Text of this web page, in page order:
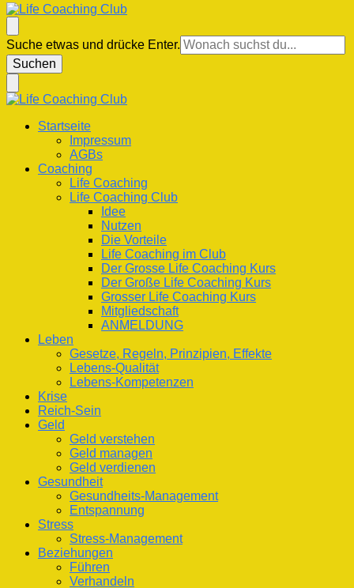
Life Coaching Club
Für Deine Lebenskompetenz
Suchst
du
nach
Suche etwas und drücke Enter.
Life Coaching Club
Für Deine Lebenskompetenz
Startseite
Impressum
AGBs
Coaching
Life Coaching
Life Coaching Club
Idee
Nutzen
Die Vorteile
Life Coaching im Club
Der Grosse Life Coaching Kurs
Der Große Life Coaching Kurs
Grosser Life Coaching Kurs
Mitgliedschaft
ANMELDUNG
Leben
Gesetze, Regeln, Prinzipien, Effekte
Lebens-Qualität
Lebens-Kompetenzen
Krise
Reich-Sein
Geld
Geld verstehen
Geld managen
Geld verdienen
Gesundheit
Gesundheits-Management
Entspannung
Stress
Stress-Management
Beziehungen
Führen
Verhandeln